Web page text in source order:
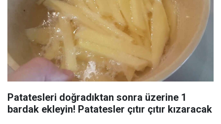
Patatesleri doğradıktan sonra üzerine 1
bardak ekleyin! Patatesler çıtır çıtır kızaracak